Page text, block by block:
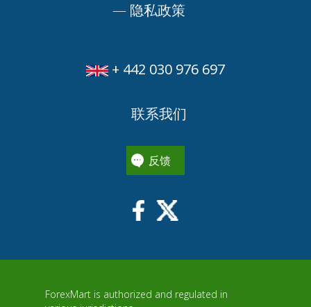
— 隐私政策
+ 442 030 976 697
联系我们
反馈
ForexMart is authorized and regulated in